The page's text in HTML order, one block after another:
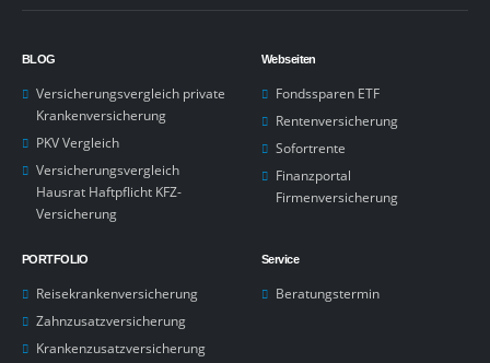
BLOG
Versicherungsvergleich private
Krankenversicherung
PKV Vergleich
Versicherungsvergleich
Hausrat Haftpflicht KFZ-
Versicherung
Webseiten
Fondssparen ETF
Rentenversicherung
Sofortrente
Finanzportal
Firmenversicherung
PORTFOLIO
Reisekrankenversicherung
Zahnzusatzversicherung
Krankenzusatzversicherung
Service
Beratungstermin